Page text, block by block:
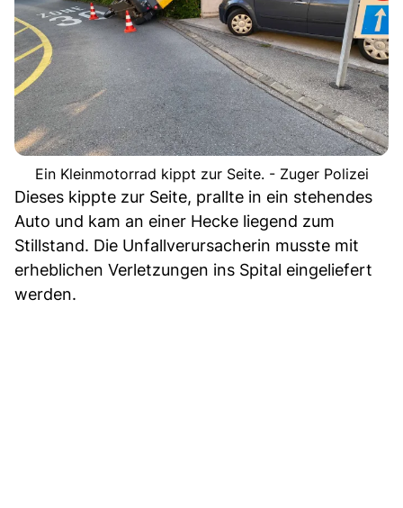
Ein Kleinmotorrad kippt zur Seite. - Zuger Polizei
Dieses kippte zur Seite, prallte in ein stehendes
Auto und kam an einer Hecke liegend zum
Stillstand. Die Unfallverursacherin musste mit
erheblichen Verletzungen ins Spital eingeliefert
werden.